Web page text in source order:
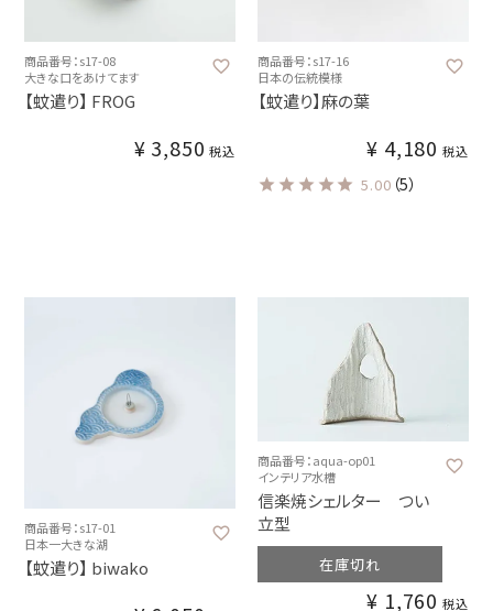
商品番号：s17-08
大きな口をあけてます
【蚊遣り】 FROG
¥ 3,850 税込
商品番号：s17-16
日本の伝統模様
【蚊遣り】麻の葉
¥ 4,180 税込
5.00 （5）
商品番号：s17-01
日本一大きな湖
【蚊遣り】 biwako
商品番号：aqua-op01
インテリア水槽
信楽焼シェルター つい
立型
在庫切れ
¥ 1,760 税込